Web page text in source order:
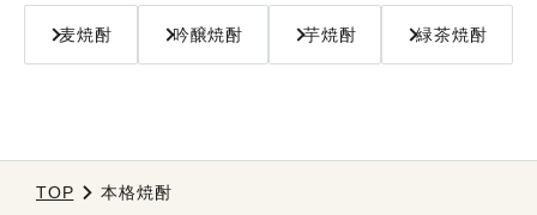
麦焼酎 吟醸焼酎 芋焼酎 緑茶焼酎
TOP 本格焼酎